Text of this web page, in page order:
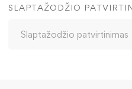
SLAPTAŽODŽIO